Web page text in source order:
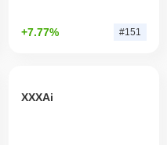
+7.77% #151
XXXAi